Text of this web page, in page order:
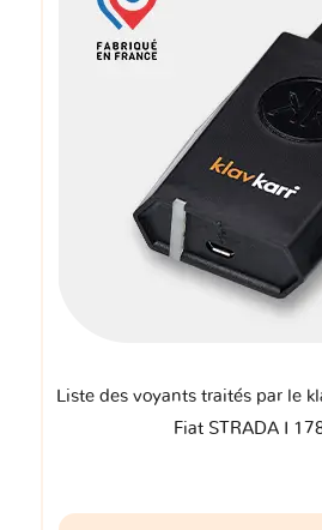
Liste des voyants traités par le
Fiat STRADA I